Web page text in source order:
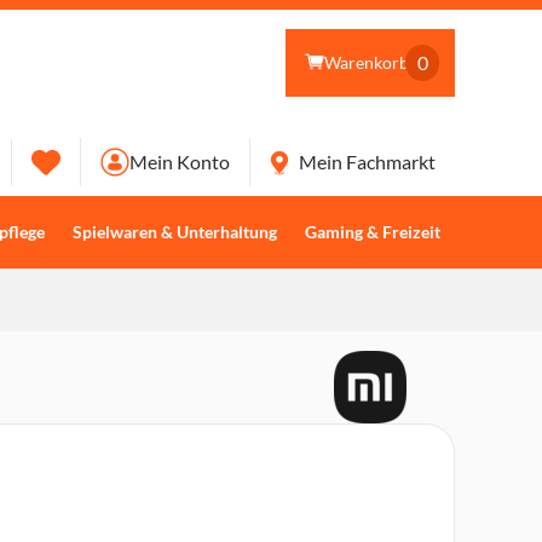
Warenkorb 0
Spielwaren & Unterhaltung Gaming & Freizeit
Mein Konto Mein Fachmarkt